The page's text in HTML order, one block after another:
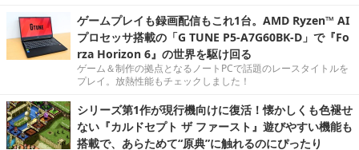
ゲームプレイも録画配信もこれ1台。AMD Ryzen™ AI
プロセッサ搭載の「G TUNE P5-A7G60BK-D」で『Fo
rza Horizon 6』の世界を駆け回る
ゲーム＆制作の拠点となるノートPCで話題のレースタイトルを
プレイ。放熱性能もチェックしました！
シリーズ第1作が現行機向けに復活！懐かしくも色褪せ
ない『カルドセプト ザ ファースト』遊びやすい機能も
搭載で、あらためて“原典”に触れるのにぴったり